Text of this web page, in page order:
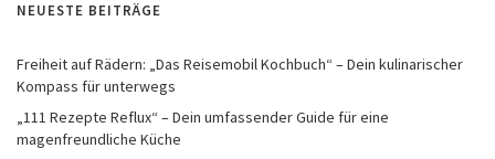
NEUESTE BEITRÄGE
Freiheit auf Rädern: „Das Reisemobil Kochbuch“ – Dein kulinarischer
Kompass für unterwegs
„111 Rezepte Reflux“ – Dein umfassender Guide für eine
magenfreundliche Küche